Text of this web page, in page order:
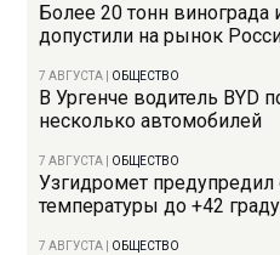
Более 20 тонн винограда
допустили на рынок
7 АВГУСТА ОБЩЕСТВО
В Ургенче водитель BYD
несколько автомобилей
7 АВГУСТА ОБЩЕСТВО
Узгидромет
температуры до +42
7 АВГУСТА ОБЩЕСТВО